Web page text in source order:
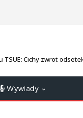
TSUE: Cichy zwrot
Wywiady